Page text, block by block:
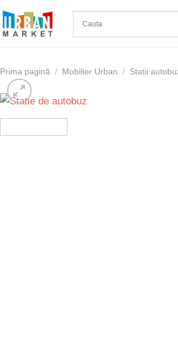
Prima pagină / Mobilier Urban / Statii